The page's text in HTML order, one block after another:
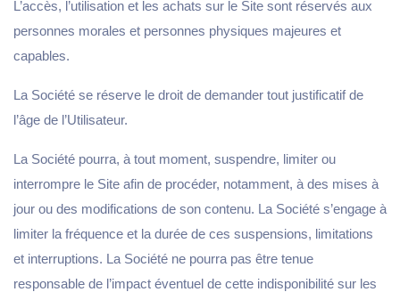
L’accès, l’utilisation et les achats sur le Site sont réservés aux
personnes morales et personnes physiques majeures et
capables.
La Société se réserve le droit de demander tout justificatif de
l’âge de l’Utilisateur.
La Société pourra, à tout moment, suspendre, limiter ou
interrompre le Site afin de procéder, notamment, à des mises à
jour ou des modifications de son contenu. La Société s’engage à
limiter la fréquence et la durée de ces suspensions, limitations
et interruptions. La Société ne pourra pas être tenue
responsable de l’impact éventuel de cette indisponibilité sur les